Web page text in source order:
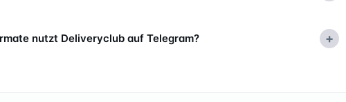
nutzt Deliveryclub auf Telegram? +